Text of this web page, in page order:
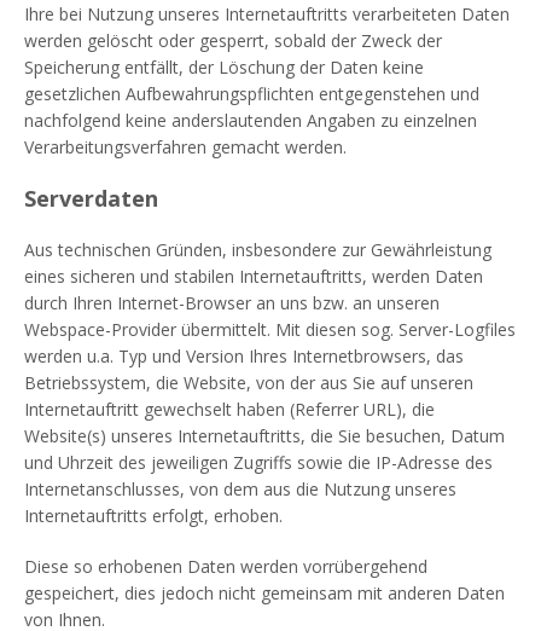
Ihre bei Nutzung unseres Internetauftritts verarbeiteten Daten
werden gelöscht oder gesperrt, sobald der Zweck der
Speicherung entfällt, der Löschung der Daten keine
gesetzlichen Aufbewahrungspflichten entgegenstehen und
nachfolgend keine anderslautenden Angaben zu einzelnen
Verarbeitungsverfahren gemacht werden.
Serverdaten
Aus technischen Gründen, insbesondere zur Gewährleistung
eines sicheren und stabilen Internetauftritts, werden Daten
durch Ihren Internet-Browser an uns bzw. an unseren
Webspace-Provider übermittelt. Mit diesen sog. Server-Logfiles
werden u.a. Typ und Version Ihres Internetbrowsers, das
Betriebssystem, die Website, von der aus Sie auf unseren
Internetauftritt gewechselt haben (Referrer URL), die
Website(s) unseres Internetauftritts, die Sie besuchen, Datum
und Uhrzeit des jeweiligen Zugriffs sowie die IP-Adresse des
Internetanschlusses, von dem aus die Nutzung unseres
Internetauftritts erfolgt, erhoben.
Diese so erhobenen Daten werden vorrübergehend
gespeichert, dies jedoch nicht gemeinsam mit anderen Daten
von Ihnen.